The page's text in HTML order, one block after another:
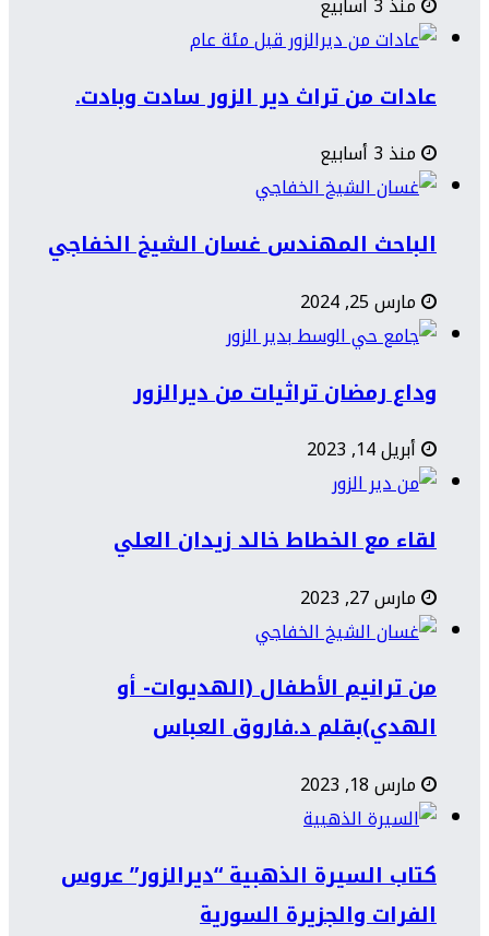
عادات من تراث دير الزور سادت وبادت.
منذ 3 أسابيع
الباحث المهندس غسان الشيخ الخفاجي
مارس 25, 2024
وداع رمضان تراثيات من ديرالزور
أبريل 14, 2023
لقاء مع الخطاط خالد زيدان العلي
مارس 27, 2023
من ترانيم الأطفال (الهديوات- أو
الهدي)بقلم د.فاروق العباس
مارس 18, 2023
كتاب السيرة الذهبية “ديرالزور” عروس
الفرات والجزيرة السورية